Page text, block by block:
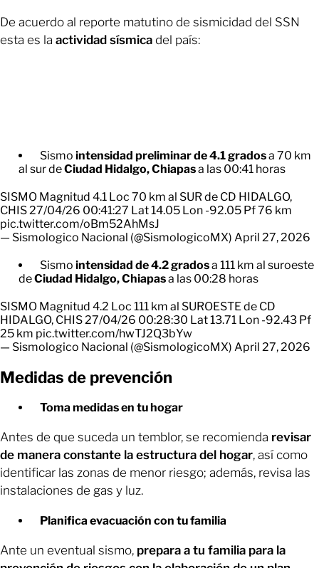
De acuerdo al reporte matutino de sismicidad del SSN
esta es la actividad sísmica del país:
Sismo intensidad preliminar de 4.1 gradosa 70 km
al sur deCiudad Hidalgo, Chiapasa las 00:41 horas
SISMO Magnitud 4.1 Loc 70 km al SUR de CD HIDALGO,
CHIS 27/04/26 00:41:27 Lat 14.05 Lon -92.05 Pf 76 km
pic.twitter.com/oBm52AhMsJ
— Sismologico Nacional (@SismologicoMX) April 27, 2026
Sismo intensidad de 4.2 gradosa 111 km al suroeste
deCiudad Hidalgo, Chiapasa las 00:28 horas
SISMO Magnitud 4.2 Loc 111 km al SUROESTE de CD
HIDALGO, CHIS 27/04/26 00:28:30 Lat 13.71 Lon -92.43 Pf
25 km pic.twitter.com/hwTJ2Q3bYw
— Sismologico Nacional (@SismologicoMX) April 27, 2026
Medidas de prevención
Toma medidas en tu hogar
Antes de que suceda un temblor, se recomienda revisar
de manera constante la estructura del hogar, así como
identificar las zonas de menor riesgo; además, revisa las
instalaciones de gas y luz.
Planifica evacuación con tu familia
Ante un eventual sismo, prepara a tu familia para la